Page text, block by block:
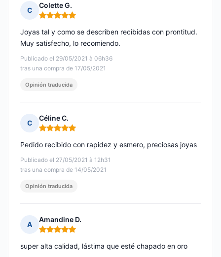
C
Colette G.
Nota: 5 de 5
Publicado el 29/05/2021 à 06h36
tras una compra de 17/05/2021
Joyas tal y como se describen recibidas con prontitud.
Muy satisfecho, lo recomiendo.
Opinión traducida
C
Céline C.
Nota: 5 de 5
Publicado el 27/05/2021 à 12h31
tras una compra de 14/05/2021
Pedido recibido con rapidez y esmero, preciosas joyas
Opinión traducida
A
Amandine D.
Nota: 5 de 5
super alta calidad, lástima que esté chapado en oro